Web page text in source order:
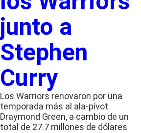
junto a
Stephen
Curry
Los Warriors renovaron por una
temporada más al ala-pívot
Draymond Green, a cambio de un
total de 27.7 millones de dólares